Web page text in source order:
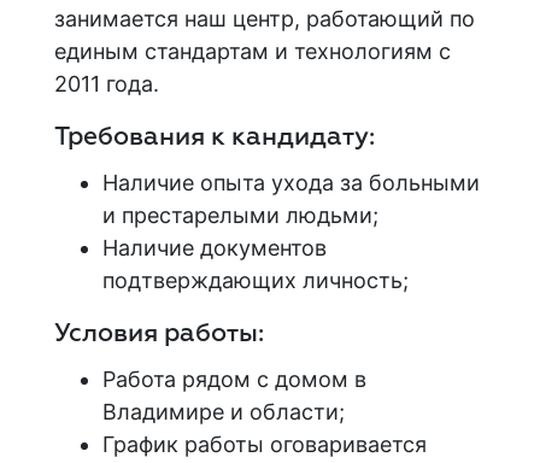
занимается наш центр, работающий по
единым стандартам и технологиям с
2011 года.
Требования к кандидату:
Наличие опыта ухода за больными
и престарелыми людьми;
Наличие документов
подтверждающих личность;
Условия работы:
Работа рядом с домом в
Владимире и области;
График работы оговаривается